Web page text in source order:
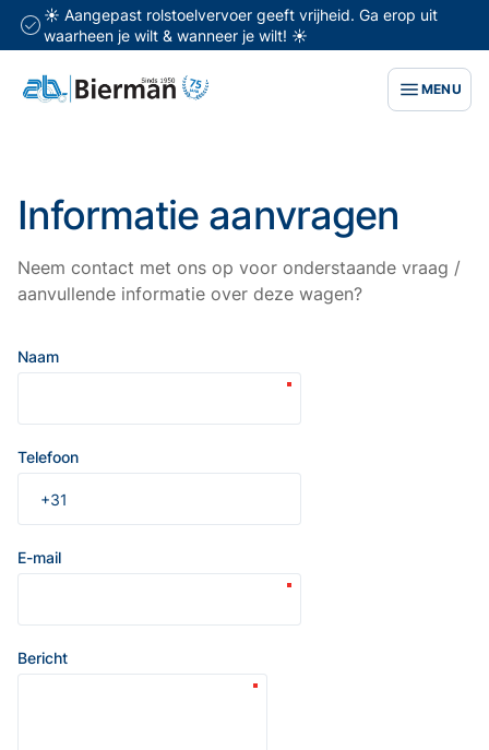
☀️ Aangepast rolstoelvervoer geeft vrijheid. Ga erop uit
waarheen je wilt & wanneer je wilt! ☀️
MENU
Informatie aanvragen
Neem contact met ons op voor onderstaande vraag /
aanvullende informatie over deze wagen?
Naam
Telefoon
E-mail
Bericht